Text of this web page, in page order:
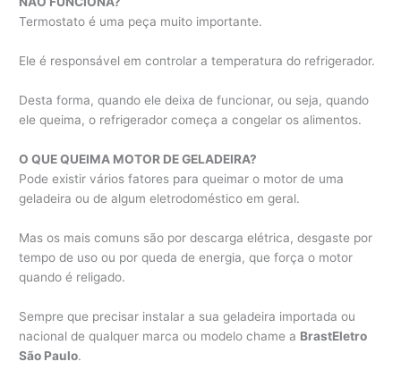
Termostato é uma peça muito importante.
Ele é responsável em controlar a temperatura do refrigerador.
Desta forma, quando ele deixa de funcionar, ou seja, quando
ele queima, o refrigerador começa a congelar os alimentos.
O QUE QUEIMA MOTOR DE GELADEIRA?
Pode existir vários fatores para queimar o motor de uma
geladeira ou de algum eletrodoméstico em geral.
Mas os mais comuns são por descarga elétrica, desgaste por
tempo de uso ou por queda de energia, que força o motor
quando é religado.
Sempre que precisar instalar a sua geladeira importada ou
nacional de qualquer marca ou modelo chame a BrastEletro
São Paulo.